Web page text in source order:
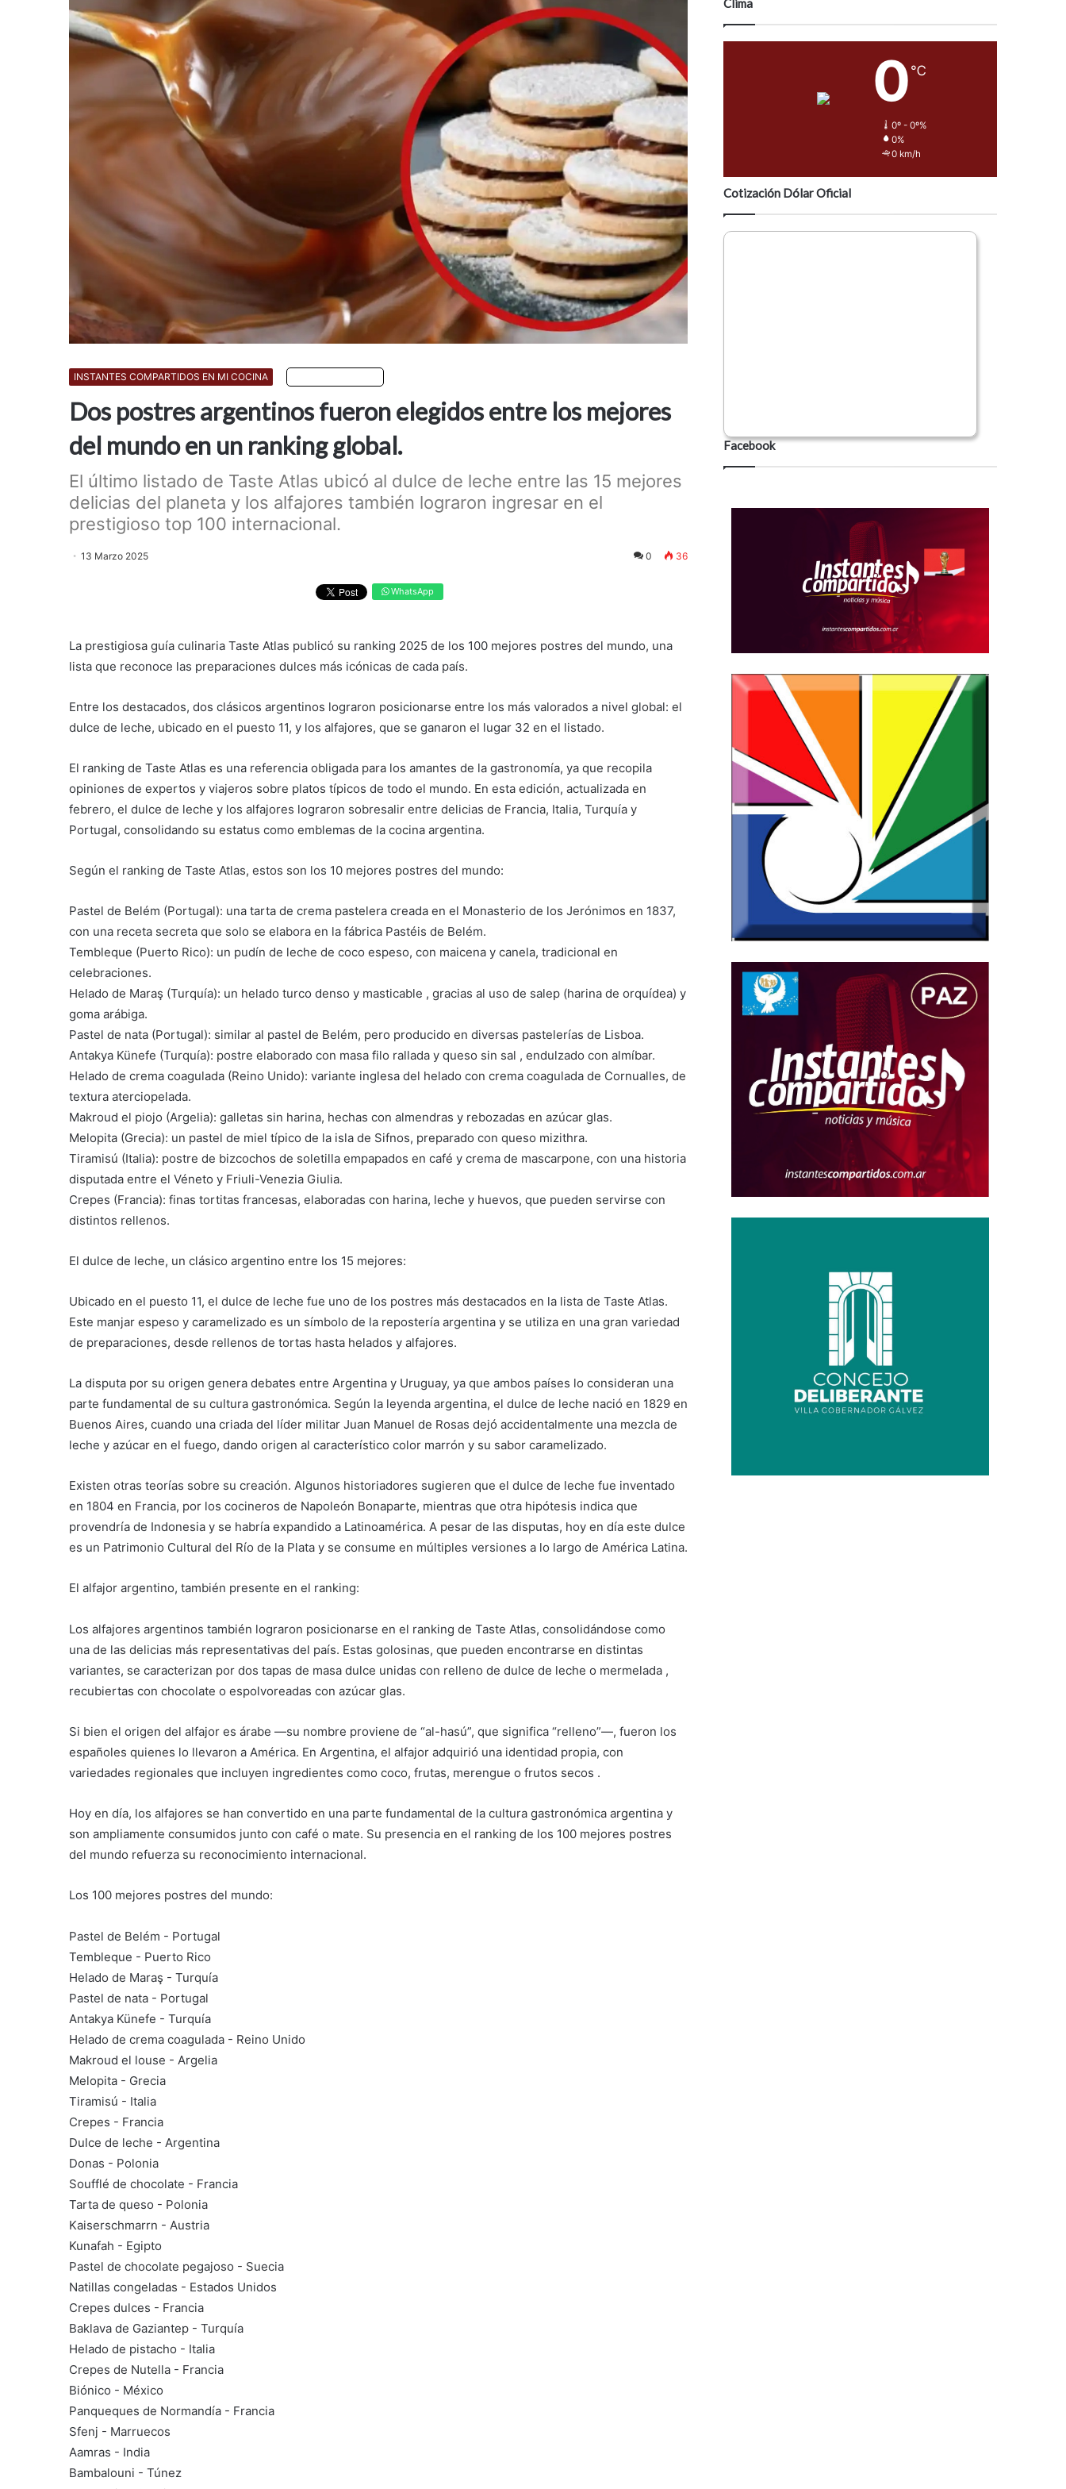
INSTANTES COMPARTIDOS EN MI COCINA
Dos postres argentinos fueron elegidos entre los mejores
del mundo en un ranking global.
El último listado de Taste Atlas ubicó al dulce de leche entre las 15 mejores
delicias del planeta y los alfajores también lograron ingresar en el
prestigioso top 100 internacional.
13 Marzo 2025 0 36
WhatsApp
La prestigiosa guía culinaria Taste Atlas publicó su ranking 2025 de los 100 mejores postres del mundo, una
lista que reconoce las preparaciones dulces más icónicas de cada país.
Entre los destacados, dos clásicos argentinos lograron posicionarse entre los más valorados a nivel global: el
dulce de leche, ubicado en el puesto 11, y los alfajores, que se ganaron el lugar 32 en el listado.
El ranking de Taste Atlas es una referencia obligada para los amantes de la gastronomía, ya que recopila
opiniones de expertos y viajeros sobre platos típicos de todo el mundo. En esta edición, actualizada en
febrero, el dulce de leche y los alfajores lograron sobresalir entre delicias de Francia, Italia, Turquía y
Portugal, consolidando su estatus como emblemas de la cocina argentina.
Según el ranking de Taste Atlas, estos son los 10 mejores postres del mundo:
Pastel de Belém (Portugal): una tarta de crema pastelera creada en el Monasterio de los Jerónimos en 1837,
con una receta secreta que solo se elabora en la fábrica Pastéis de Belém.
Tembleque (Puerto Rico): un pudín de leche de coco espeso, con maicena y canela, tradicional en
celebraciones.
Helado de Maraş (Turquía): un helado turco denso y masticable , gracias al uso de salep (harina de orquídea) y
goma arábiga.
Pastel de nata (Portugal): similar al pastel de Belém, pero producido en diversas pastelerías de Lisboa.
Antakya Künefe (Turquía): postre elaborado con masa filo rallada y queso sin sal , endulzado con almíbar.
Helado de crema coagulada (Reino Unido): variante inglesa del helado con crema coagulada de Cornualles, de
textura aterciopelada.
Makroud el piojo (Argelia): galletas sin harina, hechas con almendras y rebozadas en azúcar glas.
Melopita (Grecia): un pastel de miel típico de la isla de Sifnos, preparado con queso mizithra.
Tiramisú (Italia): postre de bizcochos de soletilla empapados en café y crema de mascarpone, con una historia
disputada entre el Véneto y Friuli-Venezia Giulia.
Crepes (Francia): finas tortitas francesas, elaboradas con harina, leche y huevos, que pueden servirse con
distintos rellenos.
El dulce de leche, un clásico argentino entre los 15 mejores:
Ubicado en el puesto 11, el dulce de leche fue uno de los postres más destacados en la lista de Taste Atlas.
Este manjar espeso y caramelizado es un símbolo de la repostería argentina y se utiliza en una gran variedad
de preparaciones, desde rellenos de tortas hasta helados y alfajores.
La disputa por su origen genera debates entre Argentina y Uruguay, ya que ambos países lo consideran una
parte fundamental de su cultura gastronómica. Según la leyenda argentina, el dulce de leche nació en 1829 en
Buenos Aires, cuando una criada del líder militar Juan Manuel de Rosas dejó accidentalmente una mezcla de
leche y azúcar en el fuego, dando origen al característico color marrón y su sabor caramelizado.
Existen otras teorías sobre su creación. Algunos historiadores sugieren que el dulce de leche fue inventado
en 1804 en Francia, por los cocineros de Napoleón Bonaparte, mientras que otra hipótesis indica que
provendría de Indonesia y se habría expandido a Latinoamérica. A pesar de las disputas, hoy en día este dulce
es un Patrimonio Cultural del Río de la Plata y se consume en múltiples versiones a lo largo de América Latina.
El alfajor argentino, también presente en el ranking:
Los alfajores argentinos también lograron posicionarse en el ranking de Taste Atlas, consolidándose como
una de las delicias más representativas del país. Estas golosinas, que pueden encontrarse en distintas
variantes, se caracterizan por dos tapas de masa dulce unidas con relleno de dulce de leche o mermelada ,
recubiertas con chocolate o espolvoreadas con azúcar glas.
Si bien el origen del alfajor es árabe —su nombre proviene de “al-hasú”, que significa “relleno”—, fueron los
españoles quienes lo llevaron a América. En Argentina, el alfajor adquirió una identidad propia, con
variedades regionales que incluyen ingredientes como coco, frutas, merengue o frutos secos .
Hoy en día, los alfajores se han convertido en una parte fundamental de la cultura gastronómica argentina y
son ampliamente consumidos junto con café o mate. Su presencia en el ranking de los 100 mejores postres
del mundo refuerza su reconocimiento internacional.
Los 100 mejores postres del mundo:
Pastel de Belém - Portugal
Tembleque - Puerto Rico
Helado de Maraş - Turquía
Pastel de nata - Portugal
Antakya Künefe - Turquía
Helado de crema coagulada - Reino Unido
Makroud el louse - Argelia
Melopita - Grecia
Tiramisú - Italia
Crepes - Francia
Dulce de leche - Argentina
Donas - Polonia
Soufflé de chocolate - Francia
Tarta de queso - Polonia
Kaiserschmarrn - Austria
Kunafah - Egipto
Pastel de chocolate pegajoso - Suecia
Natillas congeladas - Estados Unidos
Crepes dulces - Francia
Baklava de Gaziantep - Turquía
Helado de pistacho - Italia
Crepes de Nutella - Francia
Biónico - México
Panqueques de Normandía - Francia
Sfenj - Marruecos
Aamras - India
Bambalouni - Túnez
Clima
0 ℃
0º - 0º%
0%
0 km/h
Cotización Dólar Oficial
Facebook